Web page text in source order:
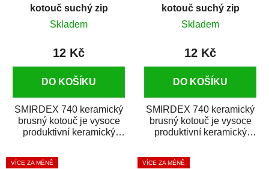
kotouč suchý zip
D150mm 15D P100
Skladem
12 Kč
DO KOŠÍKU
SMIRDEX 740 keramický
brusný kotouč je vysoce
produktivní keramický
úběrem...
kotouč suchý zip
D150mm 15D P120
Skladem
12 Kč
DO KOŠÍKU
SMIRDEX 740 keramický
brusný kotouč je vysoce
produktivní keramický
úběrem...
VÍCE ZA MÉNĚ VÍCE ZA MÉNĚ